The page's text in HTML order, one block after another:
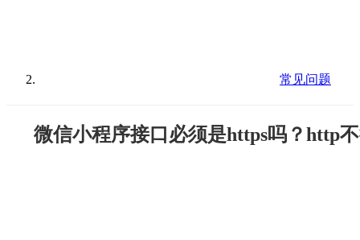
常见问题
微信小程序接口必须是https吗？http